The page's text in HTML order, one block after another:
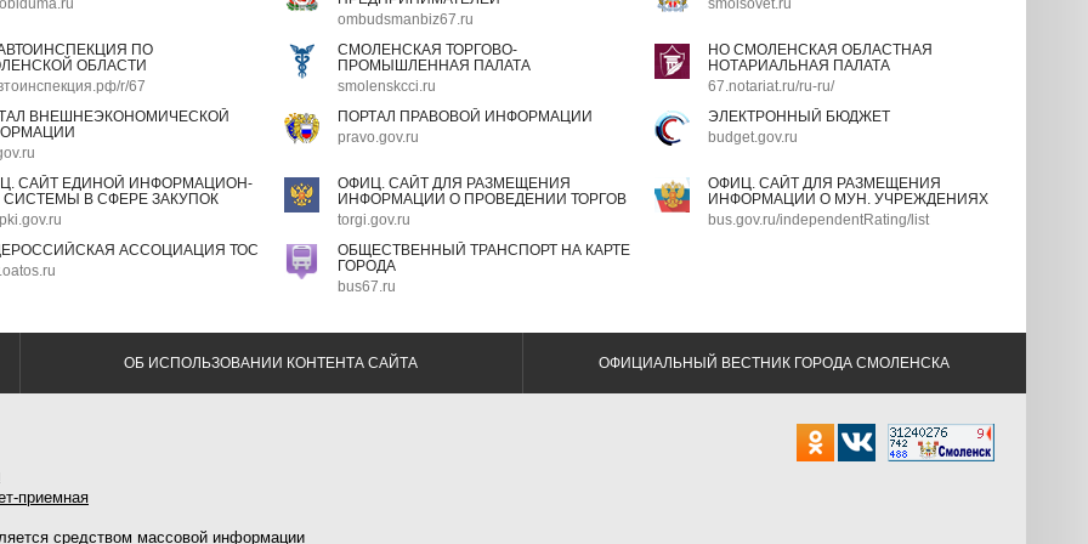
ombudsmanbiz67.ru
ПО
ОБЛАСТИ
r/67
СМОЛЕНСКАЯ ТОРГОВО-
ПРОМЫШЛЕННАЯ ПАЛАТА
smolenskcci.ru
НО СМОЛЕНСКАЯ ОБЛАСТНАЯ
НОТАРИАЛЬНАЯ ПАЛАТА
67.notariat.ru/ru-ru/
ВНЕШНЕЭКОНОМИЧЕСКОЙ
ПОРТАЛ ПРАВОВОЙ ИНФОРМАЦИИ
pravo.gov.ru
ЭЛЕКТРОННЫЙ БЮДЖЕТ
budget.gov.ru
САЙТ ЕДИНОЙ ИНФОРМАЦИОН-
СИСТЕМЫ В СФЕРЕ ЗАКУПОК
ОФИЦ. САЙТ ДЛЯ РАЗМЕЩЕНИЯ
ИНФОРМАЦИИ О ПРОВЕДЕНИИ ТОРГОВ
torgi.gov.ru
ОФИЦ. САЙТ ДЛЯ РАЗМЕЩЕНИЯ
ИНФОРМАЦИИ О МУН. УЧРЕЖДЕНИЯХ
bus.gov.ru/independentRating/list
АССОЦИАЦИЯ ТОС
ОБЩЕСТВЕННЫЙ ТРАНСПОРТ НА КАРТЕ
ГОРОДА
bus67.ru
ОБ ИСПОЛЬЗОВАНИИ КОНТЕНТА САЙТА ОФИЦИАЛЬНЫЙ ВЕСТНИК ГОРОДА СМОЛЕНСКА
приемная
средством массовой информации